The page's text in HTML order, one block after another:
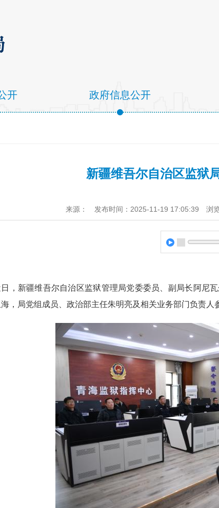
开 政府信息公开
新疆维吾尔自治区监狱
来源： 发布时间：2025-11-19 17:05:39 浏
，新疆维吾尔自治区监狱管理局党委委员、副局长阿尼
，局党组成员、政治部主任朱明亮及相关业务部门负责人